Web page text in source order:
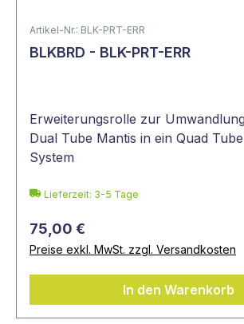
Artikel-Nr.: BLK-PRT-ERR
BLKBRD - BLK-PRT-ERR
Erweiterungsrolle zur
Dual Tube Mantis in ein Quad
System
Lieferzeit: 3-5 Tage
75,00 €
Preise exkl. MwSt. zzgl. Versandkosten
In den Warenkorb